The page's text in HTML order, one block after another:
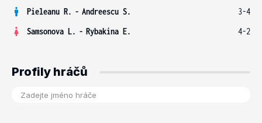
Pieleanu R. - Andreescu S.
3-4
Samsonova L. - Rybakina E. 4-2
Profily hráčů